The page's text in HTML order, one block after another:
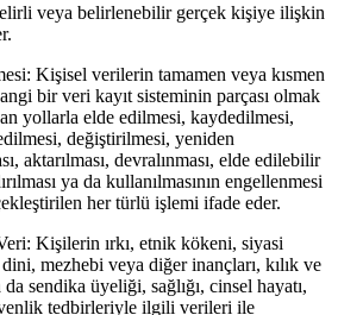
veya belirlenebilir gerçek kişiye ilişkin
Kişisel verilerin tamamen veya kısmen
bir veri kayıt sisteminin parçası olmak
yollarla elde edilmesi, kaydedilmesi,
değiştirilmesi, yeniden
aktarılması, devralınması, elde edilebilir
ya da kullanılmasının engellenmesi
her türlü işlemi ifade eder.
Kişilerin ırkı, etnik kökeni, siyasi
mezhebi veya diğer inançları, kılık ve
sendika üyeliği, sağlığı, cinsel hayatı,
tedbirleriyle ilgili verileri ile